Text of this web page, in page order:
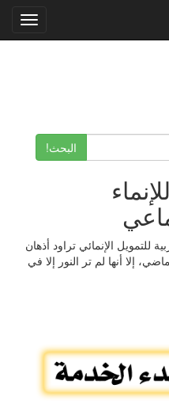
البحث!
الإنمائي تراود أذهان
إلا أنها لم تر النور إلا في